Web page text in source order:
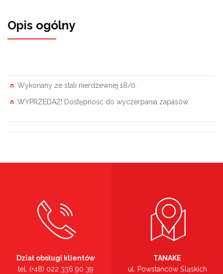
Opis ogólny
Wykonany ze stali nierdzewnej 18/0.
WYPRZEDAŻ! Dostępność do wyczerpania zapasów.
Dział obsługi klientów
tel. (+48) 022 336 90 39
TANAKE
ul. Powstańców Śląskich